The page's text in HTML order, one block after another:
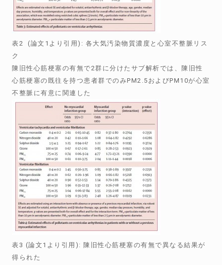
表2 (論文1より引用): 各大気汚染物質濃度と心室不整脈リス
ク
陳旧性心筋梗塞の有無で2群に分けたサブ解析では、陳旧性
心筋梗塞の既往を持つ患者群でのみPM2.5およびPM10が心室
不整脈に有意に関連した
表3 (論文1より引用): 陳旧性心筋梗塞の有無で異なる結果が
得られた